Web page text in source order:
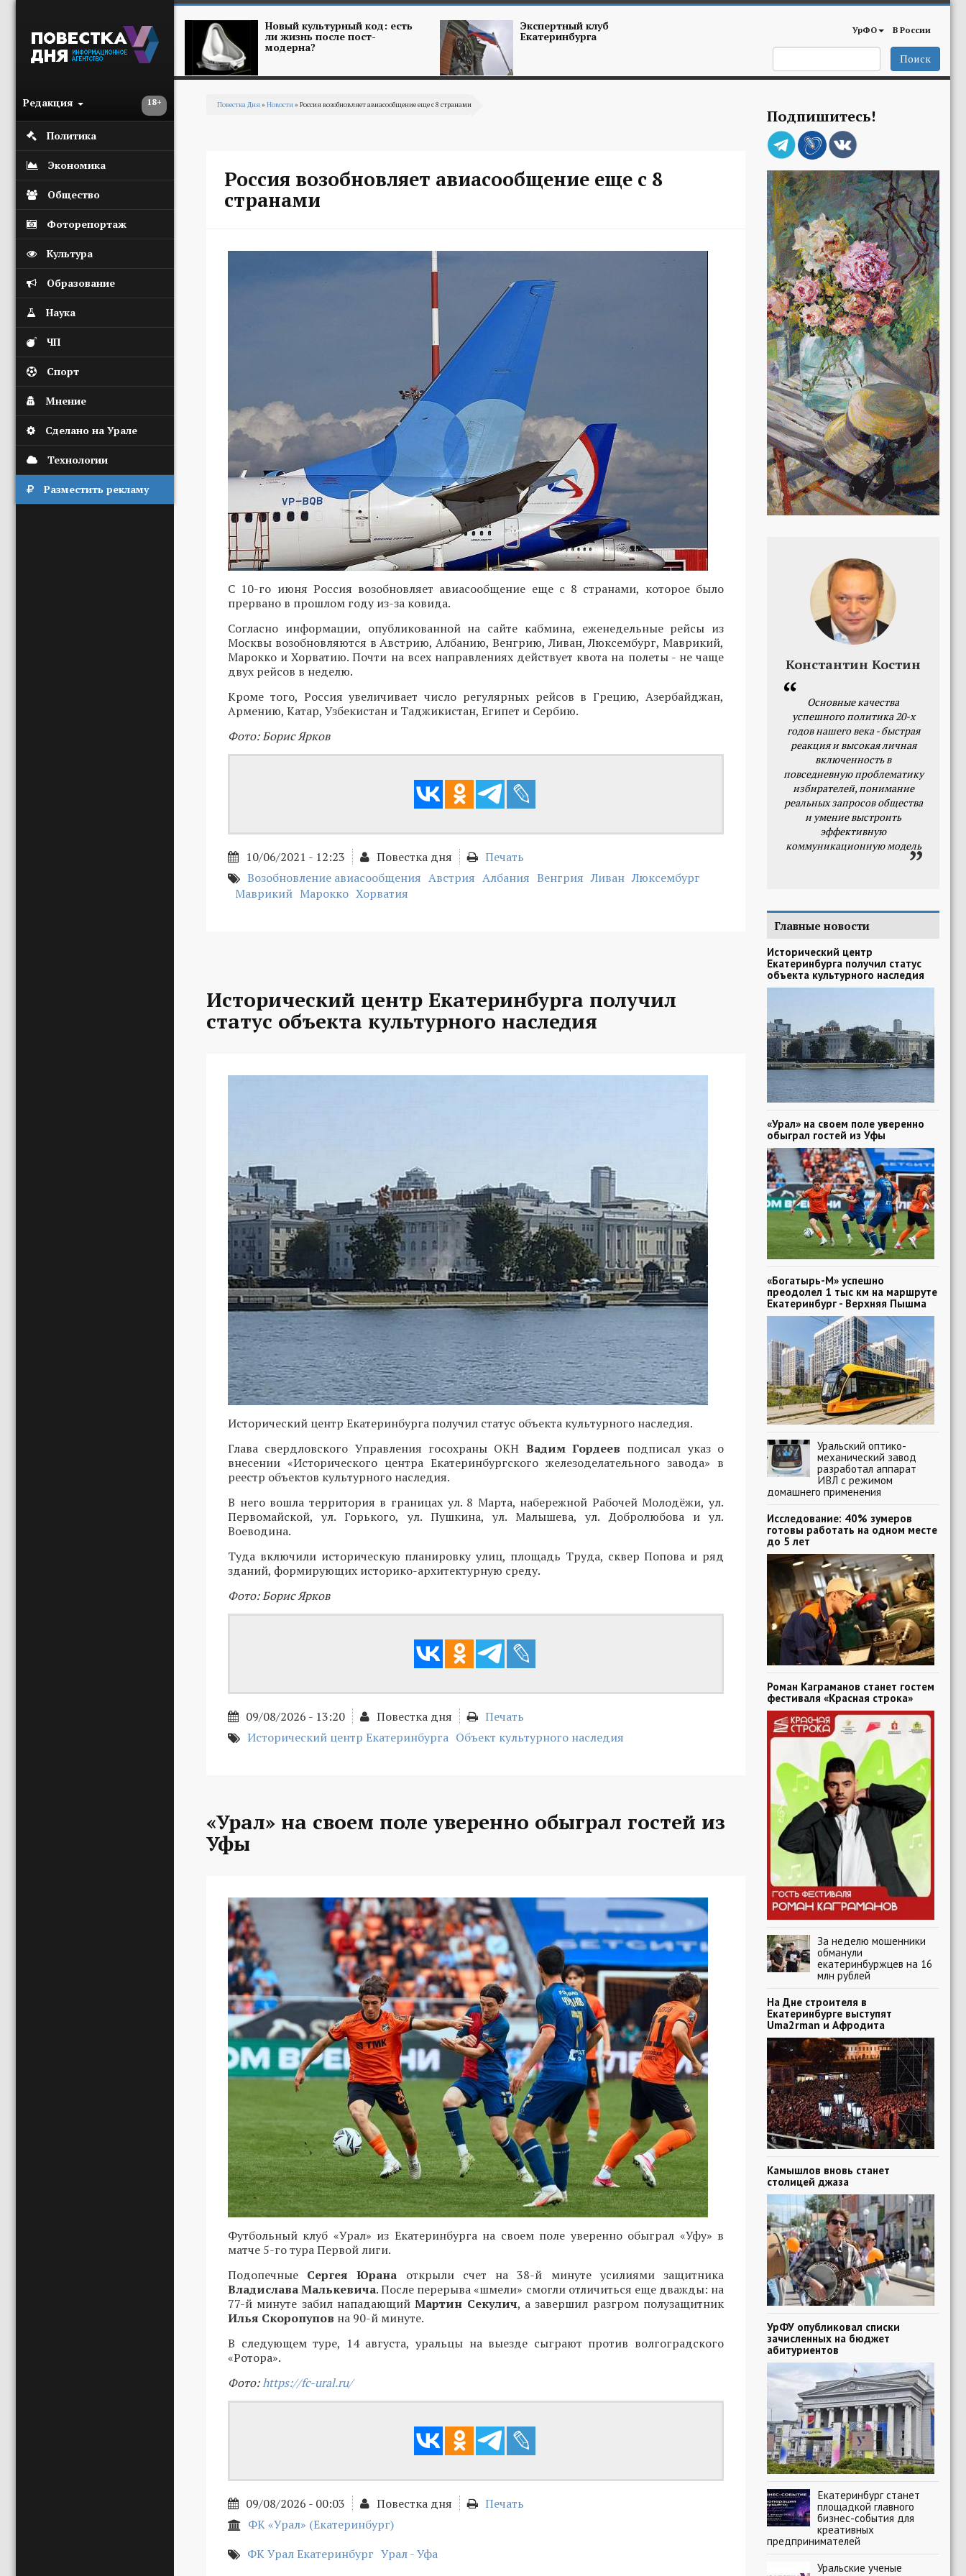
18+
Редакция
Политика
Экономика
Общество
Фоторепортаж
Культура
Образование
Наука
ЧП
Спорт
Мнение
Сделано на Урале
Технологии
Разместить рекламу
Новый культурный код: есть
ли жизнь после пост-
модерна?
Экспертный клуб
Екатеринбурга УрФО В России
Поиск
Повестка Дня» Новости» Россия возобновляет авиасообщение еще с 8 странами
Россия возобновляет авиасообщение еще с 8
странами
С 10-го июня Россия возобновляет авиасообщение еще с 8 странами, которое было
прервано в прошлом году из-за ковида.
Согласно информации, опубликованной на сайте кабмина, еженедельные рейсы из
Москвы возобновляются в Австрию, Албанию, Венгрию, Ливан, Люксембург, Маврикий,
Марокко и Хорватию. Почти на всех направлениях действует квота на полеты - не чаще
двух рейсов в неделю.
Кроме того, Россия увеличивает число регулярных рейсов в Грецию, Азербайджан,
Армению, Катар, Узбекистан и Таджикистан, Египет и Сербию.
Фото: Борис Ярков
10/06/2021 - 12:23 Повестка дня
Печать
Возобновление авиасообщения Австрия Албания Венгрия Ливан Люксембург
Маврикий Марокко Хорватия
Исторический центр Екатеринбурга получил
статус объекта культурного наследия
Исторический центр Екатеринбурга получил статус объекта культурного наследия.
Глава свердловского Управления госохраны ОКН Вадим Гордеев подписал указ о
внесении «Исторического центра Екатеринбургского железоделательного завода» в
реестр объектов культурного наследия.
В него вошла территория в границах ул. 8 Марта, набережной Рабочей Молодёжи, ул.
Первомайской, ул. Горького, ул. Пушкина, ул. Малышева, ул. Добролюбова и ул.
Воеводина.
Туда включили историческую планировку улиц, площадь Труда, сквер Попова и ряд
зданий, формирующих историко-архитектурную среду.
Фото: Борис Ярков
09/08/2026 - 13:20 Повестка дня
Печать
Исторический центр Екатеринбурга Объект культурного наследия
«Урал» на своем поле уверенно обыграл гостей из
Уфы
Футбольный клуб «Урал» из Екатеринбурга на своем поле уверенно обыграл «Уфу» в
матче 5-го тура Первой лиги.
Подопечные Сергея Юрана открыли счет на 38-й минуте усилиями защитника
Владислава Малькевича. После перерыва «шмели» смогли отличиться еще дважды: на
77-й минуте забил нападающийМартин Секулич, а завершил разгром полузащитник
Илья Скоропупов на 90-й минуте.
В следующем туре, 14 августа, уральцы на выезде сыграют против волгоградского
«Ротора».
Фото:https://fc-ural.ru/
09/08/2026 - 00:03 Повестка дня
Печать
ФК «Урал» (Екатеринбург)
ФК Урал Екатеринбург Урал - Уфа
Подпишитесь!
Константин Костин
Основные качества
успешного политика 20-х
годов нашего века - быстрая
реакция и высокая личная
включенность в
повседневную проблематику
избирателей, понимание
реальных запросов общества
и умение выстроить
эффективную
коммуникационную модель
Главные новости
Исторический центр
Екатеринбурга получил статус
объекта культурного наследия
«Урал» на своем поле уверенно
обыграл гостей из Уфы
«Богатырь-М» успешно
преодолел 1 тыс км на маршруте
Екатеринбург - Верхняя Пышма
Уральский оптико-
механический завод
разработал аппарат
ИВЛ с режимом
домашнего применения
Исследование: 40% зумеров
готовы работать на одном месте
до 5 лет
Роман Каграманов станет гостем
фестиваля «Красная строка»
За неделю мошенники
обманули
екатеринбуржцев на 16
млн рублей
На Дне строителя в
Екатеринбурге выступят
Uma2rman и Афродита
Камышлов вновь станет
столицей джаза
УрФУ опубликовал списки
зачисленных на бюджет
абитуриентов
Екатеринбург станет
площадкой главного
бизнес-события для
креативных
предпринимателей
Уральские ученые